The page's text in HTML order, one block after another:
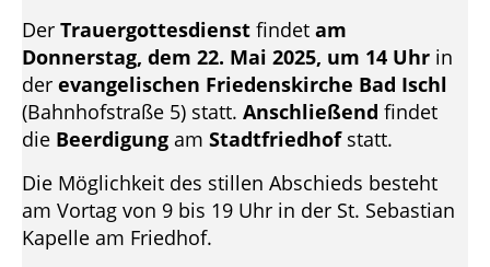
Der Trauergottesdienst findet am
Donnerstag, dem 22. Mai 2025, um 14 Uhr in
der evangelischen Friedenskirche Bad Ischl
(Bahnhofstraße 5) statt. Anschließend findet
die Beerdigung am Stadtfriedhofstatt.
Die Möglichkeit des stillen Abschieds besteht
am Vortag von 9 bis 19 Uhr in der St. Sebastian
Kapelle am Friedhof.